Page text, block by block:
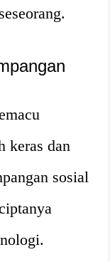
keras dan
sosial